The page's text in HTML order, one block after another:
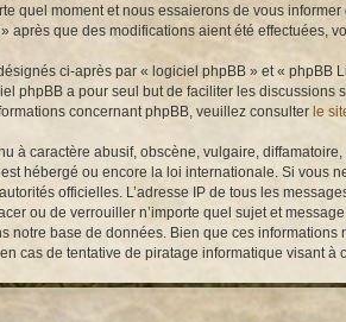
quel moment et nous essaierons de vous
après que des modifications aient été effectuées,
ci-après par « logiciel phpBB » et «
phpBB a pour seul but de faciliter les
concernant phpBB, veuillez consulter le
à caractère abusif, obscène, vulgaire,
hébergé ou encore la loi internationale. Si vous
officielles. L’adresse IP de tous les
ou de verrouiller n’importe quel sujet et
notre base de données. Bien que ces
cas de tentative de piratage informatique visant à